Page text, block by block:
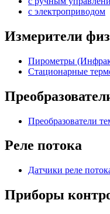
c электроприводом
Измерители
Пирометры
Стационарные
Преобразователи
Реле потока
Датчики реле
Приборы